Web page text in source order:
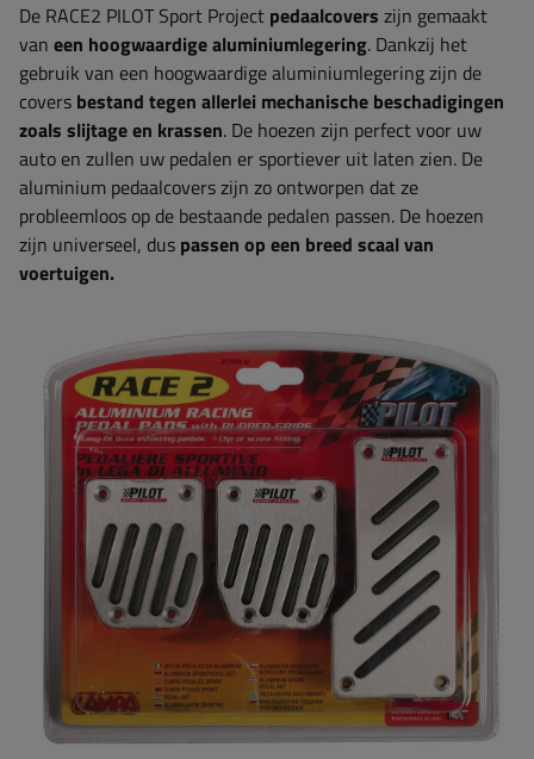
De RACE2 PILOT Sport Project pedaalcovers zijn gemaakt
van een hoogwaardige aluminiumlegering. Dankzij het
gebruik van een hoogwaardige aluminiumlegering zijn de
covers bestand tegen allerlei mechanische beschadigingen
zoals slijtage en krassen. De hoezen zijn perfect voor uw
auto en zullen uw pedalen er sportiever uit laten zien. De
aluminium pedaalcovers zijn zo ontworpen dat ze
probleemloos op de bestaande pedalen passen. De hoezen
zijn universeel, dus passen op een breed scaal van
voertuigen.